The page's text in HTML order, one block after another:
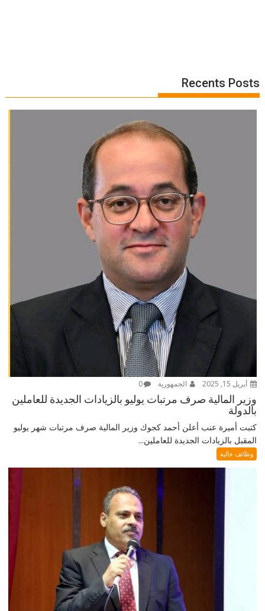
Recents Posts
أبريل 15, 2025 الجمهورية 0
وزير المالية صرف مرتبات يوليو بالزيادات الجديدة للعاملين
بالدولة
كتبت أميرة عنب أعلن أحمد كجوك وزير المالية صرف مرتبات شهر يوليو
المقبل بالزيادات الجديدة للعاملين...
وظائف خالية